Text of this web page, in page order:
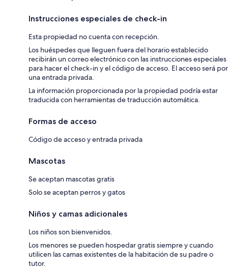
Instrucciones especiales de check-in
Esta propiedad no cuenta con recepción.
Los huéspedes que lleguen fuera del horario establecido
recibirán un correo electrónico con las instrucciones especiales
para hacer el check-in y el código de acceso. El acceso será por
una entrada privada.
La información proporcionada por la propiedad podría estar
traducida con herramientas de traducción automática.
Formas de acceso
Código de acceso y entrada privada
Mascotas
Se aceptan mascotas gratis
Solo se aceptan perros y gatos
Niños y camas adicionales
Los niños son bienvenidos.
Los menores se pueden hospedar gratis siempre y cuando
utilicen las camas existentes de la habitación de su padre o
tutor.